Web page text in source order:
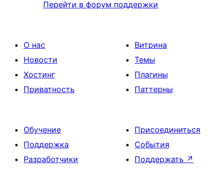
Перейти в форум поддержки
О нас
Новости
Хостинг
Приватность
Витрина
Темы
Плагины
Паттерны
Обучение
Поддержка
Разработчики
Присоединиться
События
Поддержать ↗